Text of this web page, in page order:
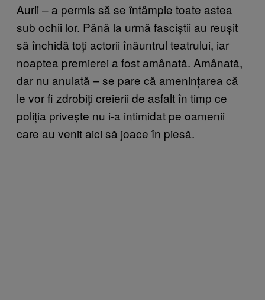
Aurii – a permis să se întâmple toate astea
sub ochii lor. Până la urmă fasciștii au reușit
să închidă toți actorii înăuntrul teatrului, iar
noaptea premierei a fost amânată. Amânată,
dar nu anulată – se pare că amenințarea că
le vor fi zdrobiți creierii de asfalt în timp ce
poliția privește nu i-a intimidat pe oamenii
care au venit aici să joace în piesă.